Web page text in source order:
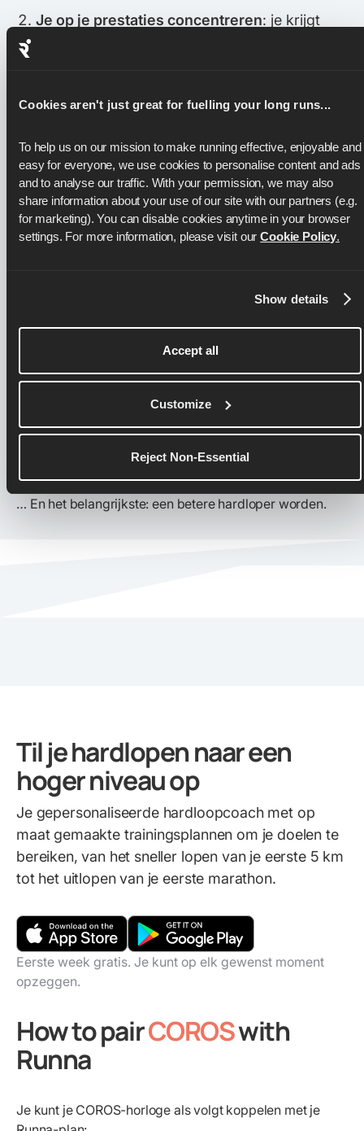
Cookies aren't just great for fuelling your long runs...
To help us on our mission to make running effective, enjoyable and
easy for everyone, we use cookies to personalise content and ads
and to analyse our traffic. With your permission, we may also
share information about your use of our site with our partners (e.g.
for marketing). You can disable cookies anytime in your browser
settings. For more information, please visit our Cookie Policy.
Show details
Accept all
Customize
Reject Non-Essential
Je op je prestaties concentreren: je krijgt
hardloopprestaties
hoeveel verder je moet lopen
om elke ronde
en trainingssessie te voltooien
Je prestaties en de moeilijkheidsgraad van
je trainingen evaluerendoor elke voltooide
Na elke sessie al je fitnessgegevens
bekijkenen je vooruitgang bijhouden
Je voltooide COROS-hardloopsessies weer
met Runna synchroniserenom bij te blijven
met je trainingsplan
Je volgende trainingen automatisch
… En het belangrijkste: een betere hardloper worden.
Til je hardlopen naar een
hoger niveau op
Je gepersonaliseerde hardloopcoach met op
maat gemaakte trainingsplannen om je doelen te
bereiken, van het sneller lopen van je eerste 5 km
tot het uitlopen van je eerste marathon.
Eerste week gratis. Je kunt op elk gewenst moment
opzeggen.
How to pairCOROSwith
Runna
Je kunt je COROS-horloge als volgt koppelen met je